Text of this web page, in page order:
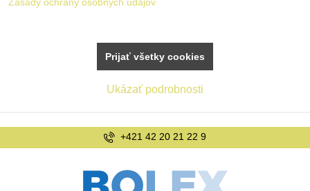
Ukázať podrobnosti
Prijať všetky cookies